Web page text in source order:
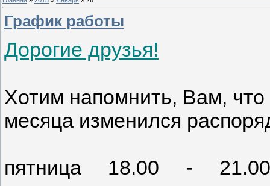
График работы
Дорогие друзья!
Хотим напомнить, Вам,
месяца изменился
пятница 18.00 -